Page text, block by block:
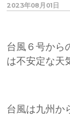
2023年08月01日
台風６号から
は不安定な天
台風は九州か